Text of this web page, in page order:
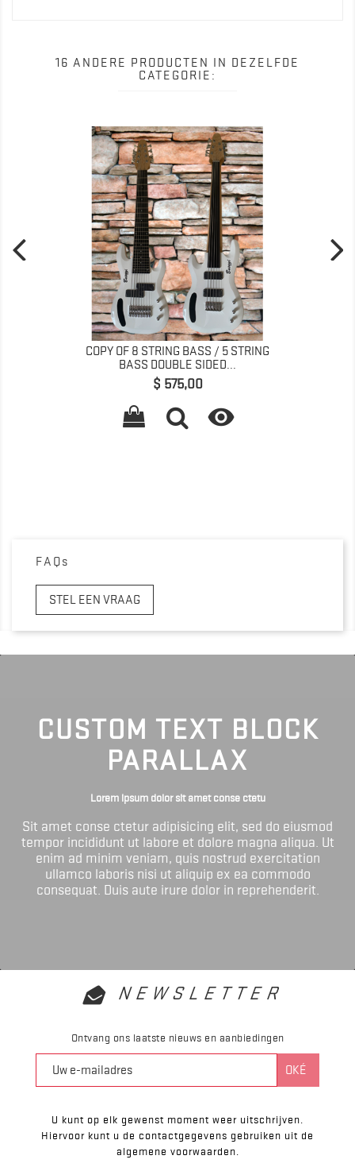
16 ANDERE PRODUCTEN IN DEZELFDE
CATEGORIE:
COPY OF 8 STRING BASS / 5 STRING
BASS DOUBLE SIDED...
Prijs
$ 575,00

FAQs
STEL EEN VRAAG
CUSTOM TEXT BLOCK
PARALLAX
Lorem ipsum dolor sit amet conse ctetu
Sit amet conse ctetur adipisicing elit, sed do eiusmod
tempor incididunt ut labore et dolore magna aliqua. Ut
enim ad minim veniam, quis nostrud exercitation
ullamco laboris nisi ut aliquip ex ea commodo
consequat. Duis aute irure dolor in reprehenderit.
NEWSLETTER
Ontvang ons laatste nieuws en aanbiedingen
U kunt op elk gewenst moment weer uitschrijven.
Hiervoor kunt u de contactgegevens gebruiken uit de
algemene voorwaarden.